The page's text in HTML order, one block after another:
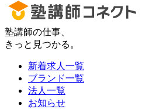
塾講師の仕事、
きっと見つかる。
新着求人一覧
ブランド一覧
法人一覧
お知らせ